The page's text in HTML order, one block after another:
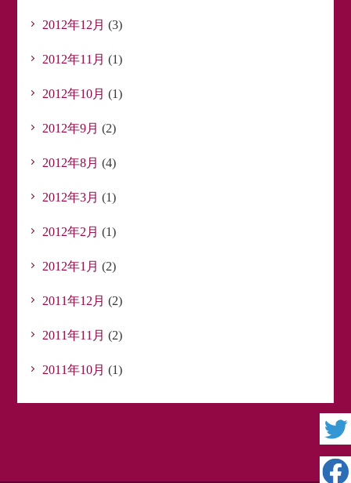
2012年12月 (3)
2012年11月 (1)
2012年10月 (1)
2012年9月 (2)
2012年8月 (4)
2012年3月 (1)
2012年2月 (1)
2012年1月 (2)
2011年12月 (2)
2011年11月 (2)
2011年10月 (1)